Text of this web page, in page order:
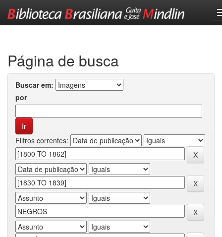
Página de busca
Buscar em:
por
Filtros correntes: